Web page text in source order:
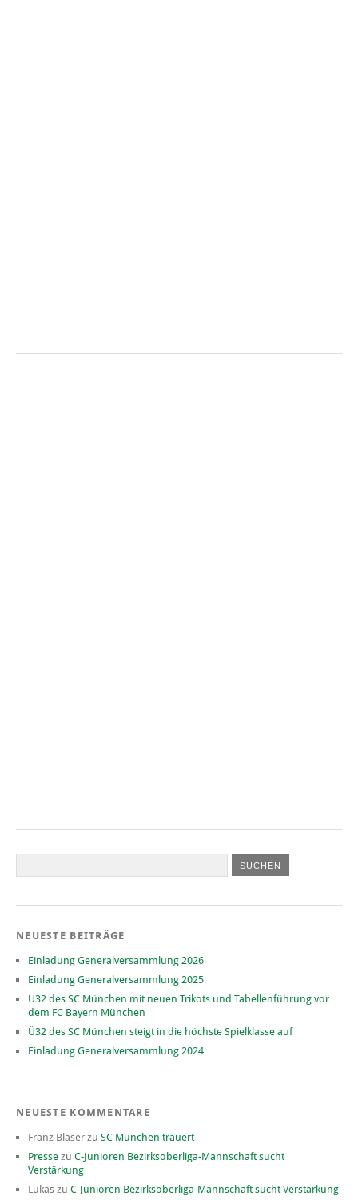
NEUESTE BEITRÄGE
Einladung Generalversammlung 2026
Einladung Generalversammlung 2025
Ü32 des SC München mit neuen Trikots und Tabellenführung vor
dem FC Bayern München
Ü32 des SC München steigt in die höchste Spielklasse auf
Einladung Generalversammlung 2024
NEUESTE KOMMENTARE
Franz Blaser zu SC München trauert
Presse zu C-Junioren Bezirksoberliga-Mannschaft sucht
Verstärkung
Lukas zu C-Junioren Bezirksoberliga-Mannschaft sucht Verstärkung